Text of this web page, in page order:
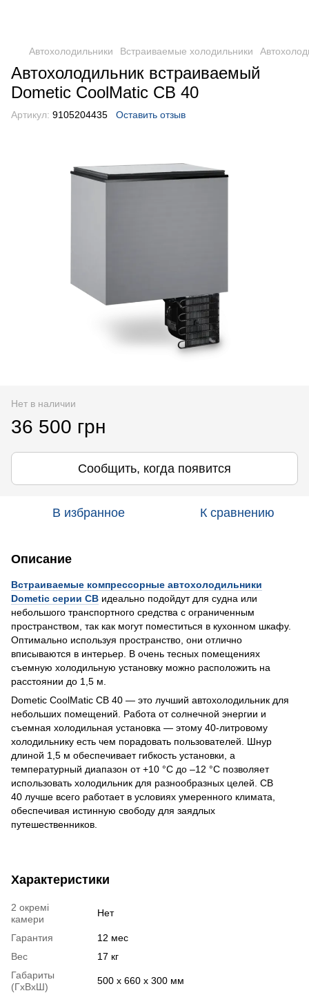
Автохолодильники Встраиваемые холодильники
Автохолодильник встраиваемый
Dometic CoolMatic CB 40
Артикул: 9105204435 Оставить отзыв
Нет в наличии
36 500 грн
Сообщить, когда появится
В избранное К сравнению
Описание
Встраиваемые компрессорные автохолодильники
Dometic серии CB идеально подойдут для судна или
небольшого транспортного средства с ограниченным
пространством, так как могут поместиться в кухонном шкафу.
Оптимально используя пространство, они отлично
вписываются в интерьер. В очень тесных помещениях
съемную холодильную установку можно расположить на
расстоянии до 1,5 м.
Dometic CoolMatic CB 40 — это лучший автохолодильник для
небольших помещений. Работа от солнечной энергии и
съемная холодильная установка — этому 40-литровому
холодильнику есть чем порадовать пользователей. Шнур
длиной 1,5 м обеспечивает гибкость установки, а
температурный диапазон от +10 °C до –12 °C позволяет
использовать холодильник для разнообразных целей. CB
40 лучше всего работает в условиях умеренного климата,
обеспечивая истинную свободу для заядлых
путешественников.
Характеристики
2 окремі
камери
Нет
Гарантия
12 мес
Вес
17 кг
Габариты
(ГхВхШ)
500 х 660 х 300 мм